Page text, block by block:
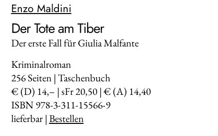
Enzo Maldini
Der Tote am Tiber
Der erste Fall für Giulia Malfante
Kriminalroman
256Seiten | Taschenbuch
€ (D) 14,– | sFr 20,50 | € (A) 14,40
ISBN 978-3-311-15566-9
lieferbar |Bestellen